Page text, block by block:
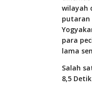
wilayah
putaran
para
lama
Salah
8,5